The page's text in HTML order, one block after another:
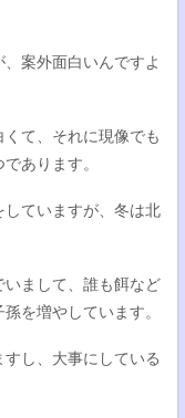
案外面白いんですよ
て、それに現像でも
あります。
ていますが、冬は北
まして、誰も餌など
を増やしています。
し、大事にしている